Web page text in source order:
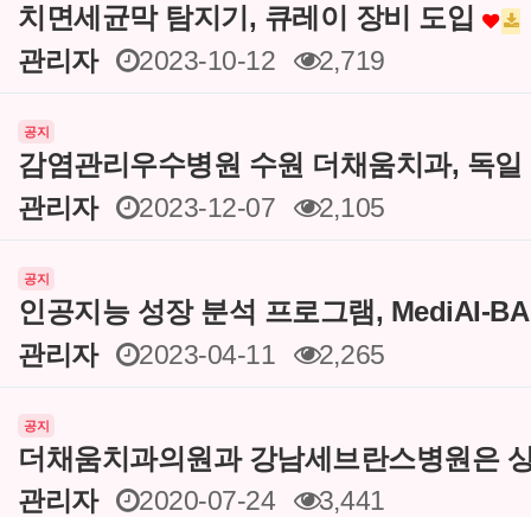
치면세균막 탐지기, 큐레이 장비 도입
관리자
2023-10-12 2,719
공지
감염관리우수병원 수원 더채움치과, 독
관리자
2023-12-07 2,105
공지
인공지능 성장 분석 프로그램, MediAI-
관리자
2023-04-11 2,265
공지
더채움치과의원과 강남세브란스병원은
관리자
2020-07-24 3,441